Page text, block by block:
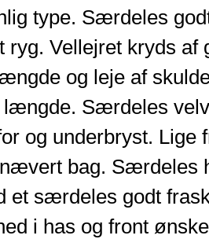
type. Særdeles
ryg. Vellejret kryds af
og leje af
længde. Særdeles
og underbryst. Lige
bag. Særdeles
et særdeles godt
i has og front